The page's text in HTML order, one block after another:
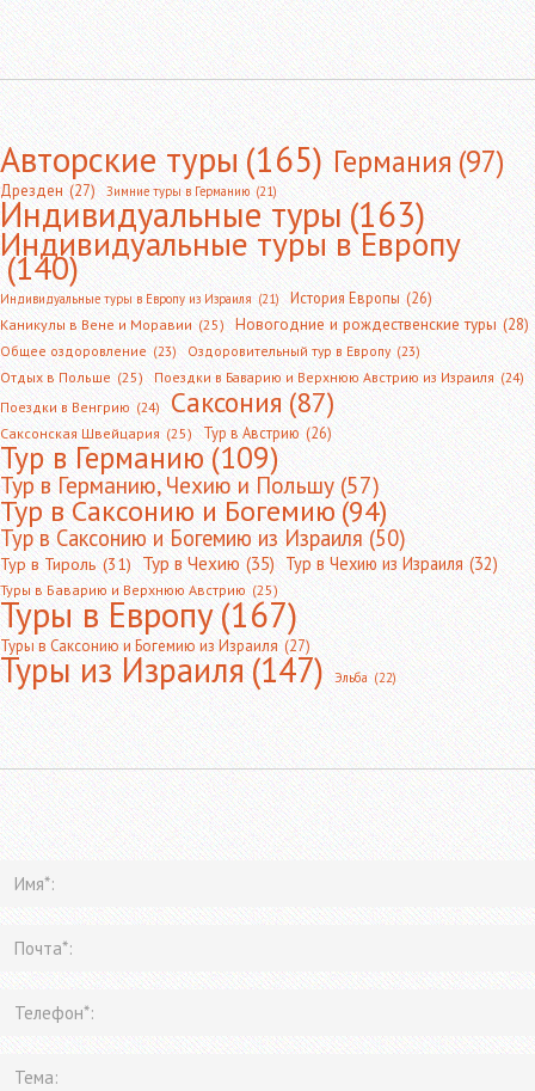
Авторские туры(165) Германия(97)
Дрезден (27) Зимние туры в Германию (21)
Индивидуальные туры(163)
Индивидуальные туры в Европу
(140)
Индивидуальные туры в Европу из Израиля (21) История Европы (26)
Каникулы в Вене и Моравии (25) Новогодние и рождественские туры (28)
Общее оздоровление (23) Оздоровительный тур в Европу (23)
Отдых в Польше (25) Поездки в Баварию и Верхнюю Австрию из Израиля (24)
Поездки в Венгрию (24) Саксония(87)
Саксонская Швейцария (25) Тур в Австрию (26)
Тур в Германию(109)
Тур в Германию, Чехию и Польшу (57)
Тур в Саксонию и Богемию(94)
Тур в Саксонию и Богемию из Израиля (50)
Тур в Тироль (31) Тур в Чехию (35) Тур в Чехию из Израиля (32)
Туры в Баварию и Верхнюю Австрию (25)
Туры в Европу(167)
Туры в Саксонию и Богемию из Израиля (27)
Туры из Израиля(147) Эльба (22)